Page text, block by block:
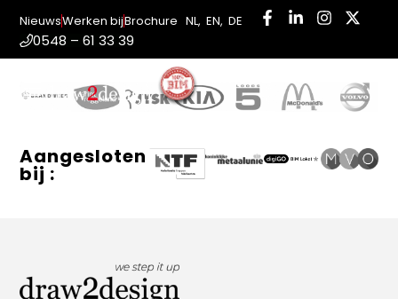
NieuwsWerken bijBrochureNL,EN,DE
0548 – 61 33 39ONZE KLANTEN
Aangesloten
bij :